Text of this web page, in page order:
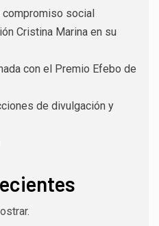
social
Cristina Marina en su
con el Premio Efebo de
de divulgación y